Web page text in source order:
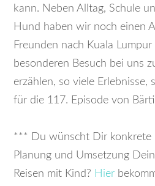
kann. Neben Alltag, Schule
Hund haben wir noch einen
Freunden nach Kuala
besonderen Besuch bei uns
erzählen, so viele Erlebnisse,
für die 117. Episode von
*** Du wünscht Dir konkrete
Planung und Umsetzung
Reisen mit Kind? Hier